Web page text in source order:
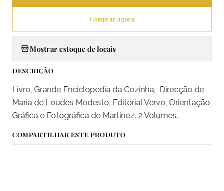
Comprar agora
Mostrar estoque de locais
DESCRIÇÃO
Livro, Grande Enciclopedia da Cozinha, Direcção de
Maria de Loudes Modesto, Editorial Vervo, Orientação
Gráfica e Fotográfica de Martinez. 2 Volumes.
COMPARTILHAR ESTE PRODUTO